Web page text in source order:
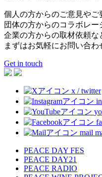
個人の方からのご意見やご
団体の方からのコラボレー
企業の方からの取材依頼な
まずはお気軽にお問い合わ
Get in touch
x / twitter
mail
PEACE DAY FES
PEACE DAY21
PEACE RADIO